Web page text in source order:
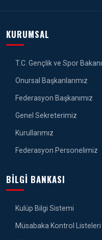
KURUMSAL
T.C. Gençlik ve Spor Bakanı
Onursal Başkanlarımız
Federasyon Başkanımız
Genel Sekreterimiz
Kurullarımız
Federasyon Personelimiz
BILGI BANKASI
Kulüp Bilgi Sistemi
Müsabaka Kontrol Listeleri